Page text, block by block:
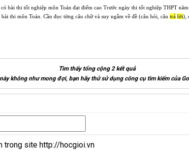
bài thi tốt nghiệp môn Toán đạt điểm cao Trước ngày thi tốt nghiệp THPT
thi môn Toán. Cần đọc từng câu chữ và suy ngẫm về đề (câu hỏi, câu trả lời),
Tìm thấy tổng cộng 2 kết quả
không như mong đợi, bạn hãy thử sử dụng công cụ tìm kiếm của
trong site http://hocgioi.vn